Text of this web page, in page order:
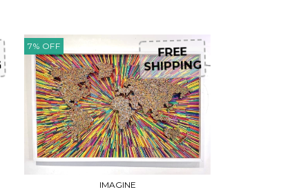
7% OFF FREE
SHIPPING
IMAGINE